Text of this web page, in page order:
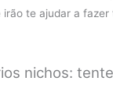
irão te ajudar a
nichos: